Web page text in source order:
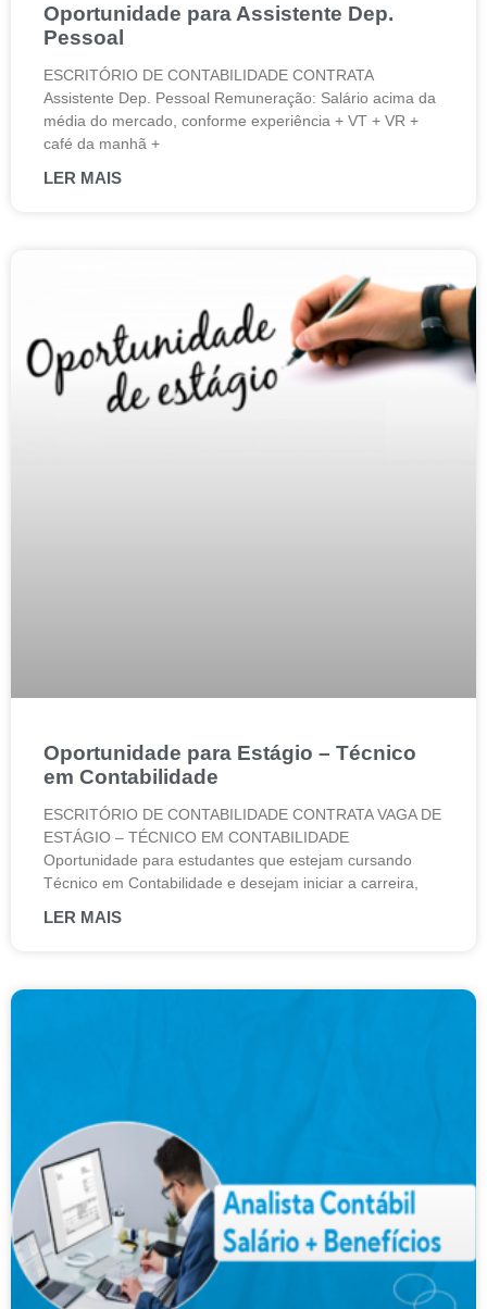
Oportunidade para Assistente Dep.
Pessoal
ESCRITÓRIO DE CONTABILIDADE CONTRATA
Assistente Dep. Pessoal Remuneração: Salário acima da
média do mercado, conforme experiência + VT + VR +
café da manhã +
LER MAIS
Oportunidade para Estágio – Técnico
em Contabilidade
ESCRITÓRIO DE CONTABILIDADE CONTRATA VAGA DE
ESTÁGIO – TÉCNICO EM CONTABILIDADE
Oportunidade para estudantes que estejam cursando
Técnico em Contabilidade e desejam iniciar a carreira,
LER MAIS